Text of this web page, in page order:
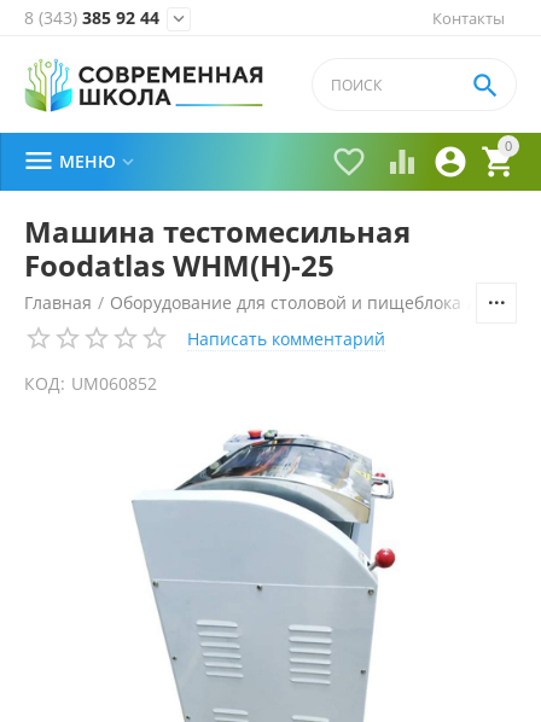
Контакты
8 (343) 385 92 44 
0


 

 МЕНЮ 
Машина тестомесильная
Foodatlas WHM(H)-25
Главная / Оборудование для столовой и пищеблока
Написать комментарий
КОД: UM060852